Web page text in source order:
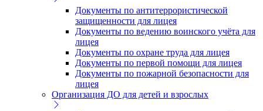
Документы по антитеррористической
защищенности для лицея
Документы по ведению воинского учёта для
лицея
Документы по охране труда для лицея
Документы по первой помощи для лицея
Документы по пожарной безопасности для
лицея
Организация ДО для детей и взрослых